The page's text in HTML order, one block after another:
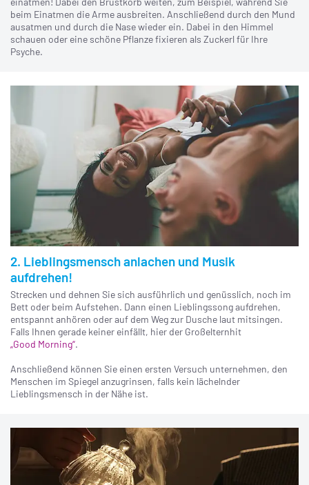
beim Einatmen die Arme ausbreiten. Anschließend durch den Mund
ausatmen und durch die Nase wieder ein. Dabei in den Himmel
schauen oder eine schöne Pflanze fixieren als Zuckerl für Ihre
Psyche.
2. Lieblingsmensch anlachen und Musik
aufdrehen!
Strecken und dehnen Sie sich ausführlich und genüsslich, noch im
Bett oder beim Aufstehen. Dann einen Lieblingssong aufdrehen,
entspannt anhören oder auf dem Weg zur Dusche laut mitsingen.
Falls Ihnen gerade keiner einfällt, hier der Großelternhit
„Good Morning“.
Anschließend können Sie einen ersten Versuch unternehmen, den
Menschen im Spiegel anzugrinsen, falls kein lächelnder
Lieblingsmensch in der Nähe ist.